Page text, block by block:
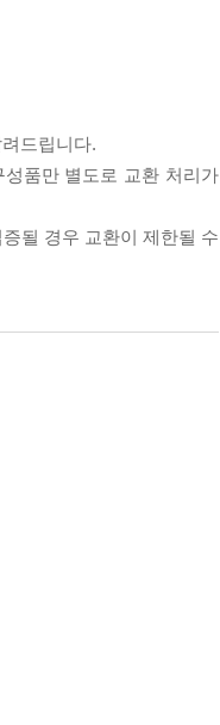
드립니다.
품만 별도로 교환 처리가
될 경우 교환이 제한될 수